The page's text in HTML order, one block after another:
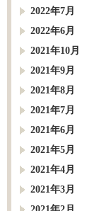
2022年7月
2022年6月
2021年10月
2021年9月
2021年8月
2021年7月
2021年6月
2021年5月
2021年4月
2021年3月